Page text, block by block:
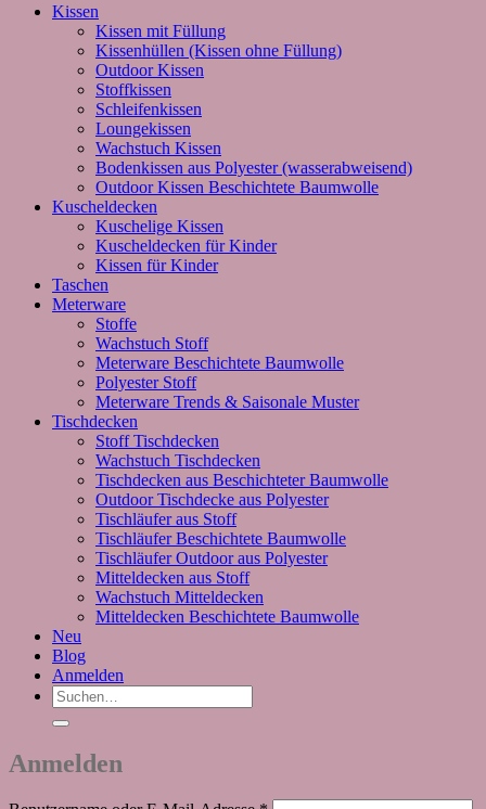
Kissen
Kissen mit Füllung
Kissenhüllen (Kissen ohne Füllung)
Outdoor Kissen
Stoffkissen
Schleifenkissen
Loungekissen
Wachstuch Kissen
Bodenkissen aus Polyester (wasserabweisend)
Outdoor Kissen Beschichtete Baumwolle
Kuscheldecken
Kuschelige Kissen
Kuscheldecken für Kinder
Kissen für Kinder
Taschen
Meterware
Stoffe
Wachstuch Stoff
Meterware Beschichtete Baumwolle
Polyester Stoff
Meterware Trends & Saisonale Muster
Tischdecken
Stoff Tischdecken
Wachstuch Tischdecken
Tischdecken aus Beschichteter Baumwolle
Outdoor Tischdecke aus Polyester
Tischläufer aus Stoff
Tischläufer Beschichtete Baumwolle
Tischläufer Outdoor aus Polyester
Mitteldecken aus Stoff
Wachstuch Mitteldecken
Mitteldecken Beschichtete Baumwolle
Neu
Blog
Anmelden
Suchen
nach:
Anmelden